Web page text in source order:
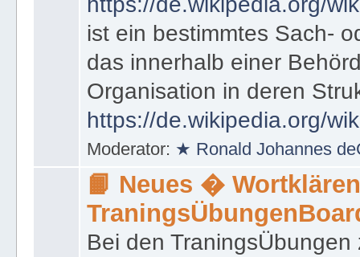
ist ein bestimmtes Sach-
das innerhalb einer
Organisation in deren
https://de.wikipedia.org/
Moderator: ★ Ronald Johannes
📙 Neues �
Bei den